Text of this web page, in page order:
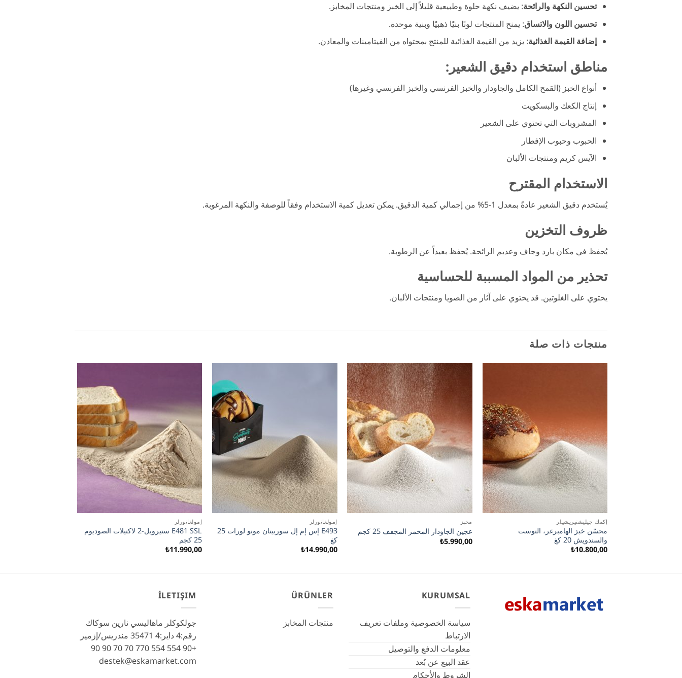
تحسين النكهة والرائحة: يضيف نكهة حلوة وطبيعية قليلاً إلى الخبز ومنتجات المخابز.
تحسين اللون والاتساق: يمنح المنتجات لونًا بنيًا ذهبيًا وبنية موحدة.
إضافة القيمة الغذائية: يزيد من القيمة الغذائية للمنتج بمحتواه من الفيتامينات والمعادن.
مناطق استخدام دقيق الشعير :
أنواع الخبز (القمح الكامل والجاودار والخبز الفرنسي والخبز الفرنسي وغيرها)
إنتاج الكعك والبسكويت
المشروبات التي تحتوي على الشعير
الحبوب وحبوب الإفطار
الآيس كريم ومنتجات الألبان
الاستخدام المقترح
يُستخدم دقيق الشعير عادةً بمعدل 1-5% من إجمالي كمية الدقيق. يمكن تعديل كمية الاستخدام وفقاً للوصفة والنكهة المرغوبة.
ظروف التخزين
يُحفظ في مكان بارد وجاف وعديم الرائحة. يُحفظ بعيداً عن الرطوبة.
تحذير من المواد المسببة للحساسية
يحتوي على الغلوتين. قد يحتوي على آثار من الصويا ومنتجات الألبان.
منتجات ذات صلة
إكمك جيليشتيريشيلر
محسّن خبز الهامبرغر، التوست
والسندويش 20 كغ
₺10.800,00
مخبز
عجين الجاودار المخمر المجفف 25 كجم
₺5.990,00
إمولغاتورلر
E493 إس إم إل سوربيتان مونو لورات 25
كغ
₺14.990,00
إمولغاتورلر
E481 SSL ستيرويل-2 لاكتيلات الصوديوم
25 كجم
₺11.990,00
KURUMSAL
سياسة الخصوصية وملفات تعريف
الارتباط
معلومات الدفع والتوصيل
عقد البيع عن بُعد
الشروط والأحكام
ÜRÜNLER
منتجات المخابز
İLETIŞIM
جولكوكلر ماهاليسي نارين سوكاك
رقم:4 داير:4 35471 مندريس/إزمير
+90 554 554 770 70 70 90 90
destek@eskamarket.com